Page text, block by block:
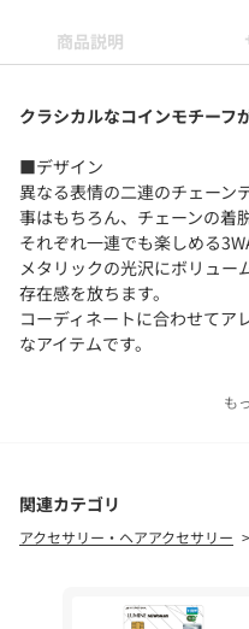
商品説明
クラシカルなコインモチーフ
■デザイン
異なる表情の二連のチェーン
事はもちろん、チェーンの着
それぞれ一連でも楽しめる
メタリックの光沢にボリュー
存在感を放ちます。
コーディネートに合わせてア
なアイテムです。
り、実際の色味と異なって見
ください。
※商品の色味の目安は、商品
店舗へお問い合わせの際は、
も
関連カテゴリ
アクセサリー・ヘアアクセサリー